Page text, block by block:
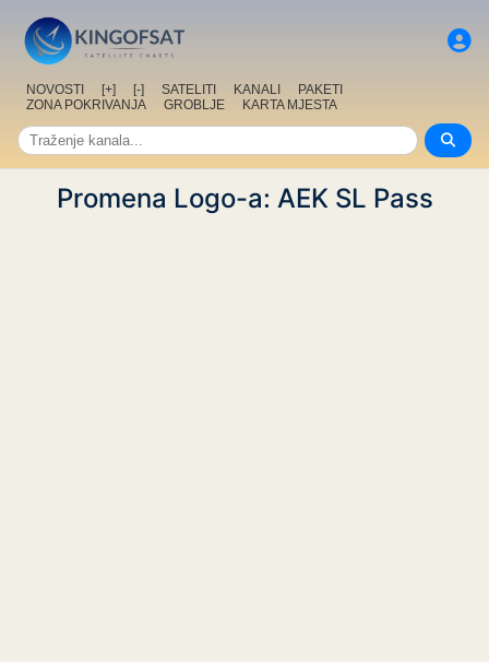
NOVOSTI [+] [-] SATELITI KANALI
PAKETI
ZONA POKRIVANJA
GROBLJE KARTA MJESTA
Promena Logo-a: AEK SL Pass